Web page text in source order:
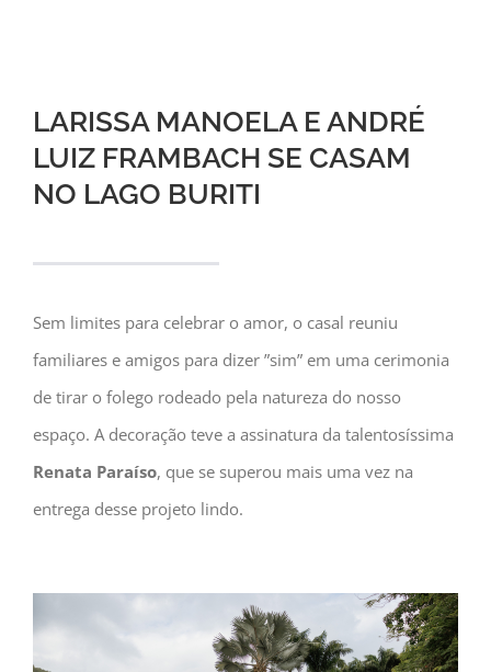
LARISSA MANOELA E ANDRÉ
LUIZ FRAMBACH SE CASAM
NO LAGO BURITI
Sem limites para celebrar o amor, o casal reuniu
familiares e amigos para dizer ”sim” em uma cerimonia
de tirar o folego rodeado pela natureza do nosso
espaço. A decoração teve a assinatura da talentosíssima
Renata Paraíso, que se superou mais uma vez na
entrega desse projeto lindo.